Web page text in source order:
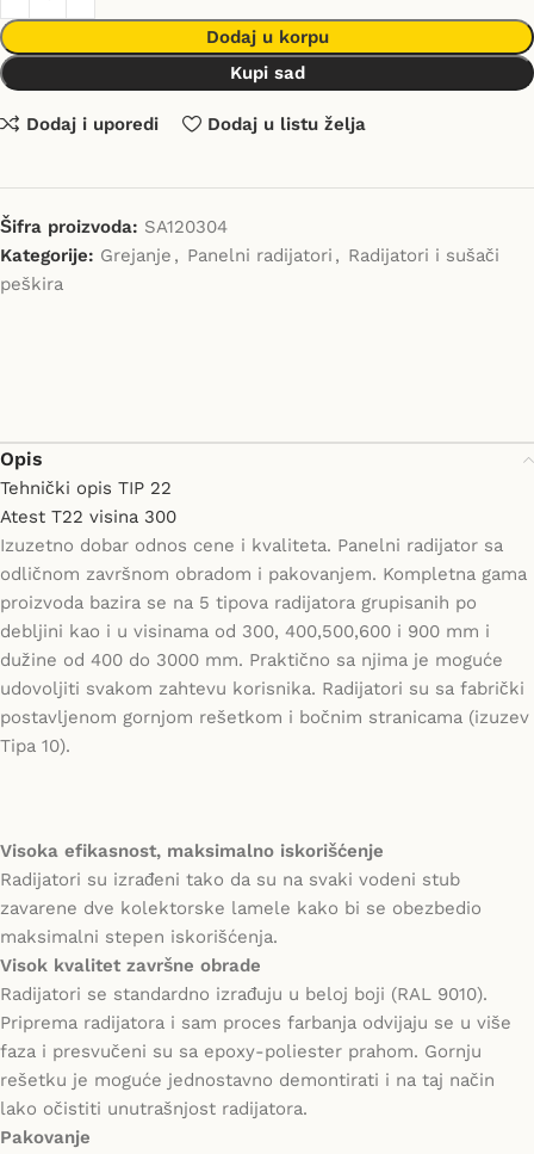
Dodaj u korpu
Kupi sad
Dodaj i uporedi Dodaj u listu želja
Šifra proizvoda: SA120304
Kategorije: Grejanje , Panelni radijatori , Radijatori i sušači
peškira
Opis
Tehnički opis TIP 22
Atest T22 visina 300
Izuzetno dobar odnos cene i kvaliteta. Panelni radijator sa
odličnom završnom obradom i pakovanjem. Kompletna gama
proizvoda bazira se na 5 tipova radijatora grupisanih po
debljini kao i u visinama od 300, 400,500,600 i 900 mm i
dužine od 400 do 3000 mm. Praktično sa njima je moguće
udovoljiti svakom zahtevu korisnika. Radijatori su sa fabrički
postavljenom gornjom rešetkom i bočnim stranicama (izuzev
Tipa 10).
Visoka efikasnost, maksimalno iskorišćenje
Radijatori su izrađeni tako da su na svaki vodeni stub
zavarene dve kolektorske lamele kako bi se obezbedio
maksimalni stepen iskorišćenja.
Visok kvalitet završne obrade
Radijatori se standardno izrađuju u beloj boji (RAL 9010).
Priprema radijatora i sam proces farbanja odvijaju se u više
faza i presvučeni su sa epoxy-poliester prahom. Gornju
rešetku je moguće jednostavno demontirati i na taj način
lako očistiti unutrašnjost radijatora.
Pakovanje